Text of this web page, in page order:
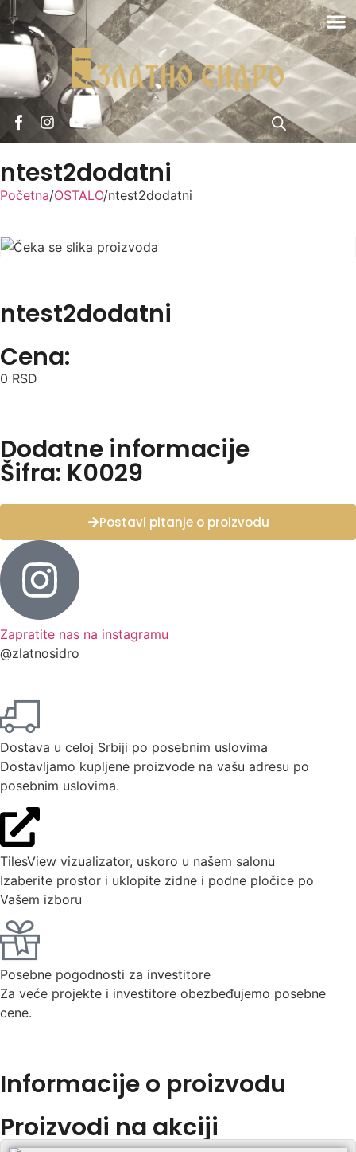
ntest2dodatni
Početna/OSTALO/ntest2dodatni
ntest2dodatni
Cena:
0 RSD
Dodatne informacije
Šifra: K0029
Postavi pitanje o proizvodu
Zapratite nas na instagramu
@zlatnosidro
Dostava u celoj Srbiji po posebnim uslovima
Dostavljamo kupljene proizvode na vašu adresu po
posebnim uslovima.
TilesView vizualizator, uskoro u našem salonu
Izaberite prostor i uklopite zidne i podne pločice po
Vašem izboru
Posebne pogodnosti za investitore
Za veće projekte i investitore obezbeđujemo posebne
cene.
Informacije o proizvodu
Proizvodi na akciji